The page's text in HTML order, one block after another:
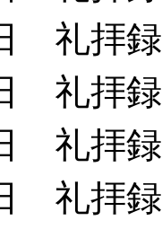
礼拝
礼拝
礼拝
礼拝